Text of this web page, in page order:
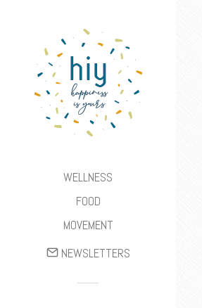
WELLNESS
FOOD
MOVEMENT
NEWSLETTERS